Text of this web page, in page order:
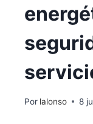
Por lalonso 8